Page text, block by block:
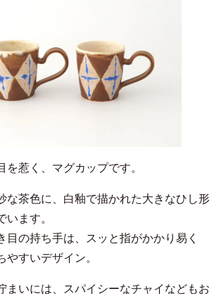
を惹く、マグカップです。
な茶色に、白釉で描かれた大きなひし形
います。
目の持ち手は、スッと指がかかり易く
やすいデザイン。
まいには、スパイシーなチャイなどもお